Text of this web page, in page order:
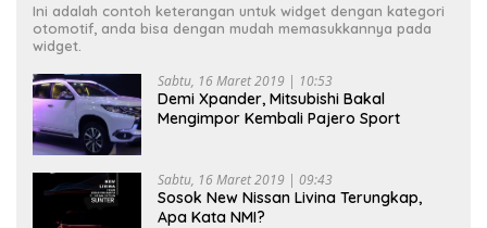
Ini adalah contoh keterangan untuk widget dengan kategori
otomotif, anda bisa dengan mudah memasukkannya pada
widget.
Sabtu, 16 Maret 2019 | 10:53
Demi Xpander, Mitsubishi Bakal
Mengimpor Kembali Pajero Sport
Sabtu, 16 Maret 2019 | 09:43
Sosok New Nissan Livina Terungkap,
Apa Kata NMI?